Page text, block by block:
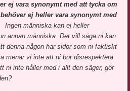
ej vara synonymt med att tycka om
ej heller vara synonymt med
Ingen människa kan ej heller
annan människa. Det vill säga ni kan
denna någon har sidor som ni faktiskt
menar vi inte att ni bör disrespektera
ni inte håller med i allt den säger, gör